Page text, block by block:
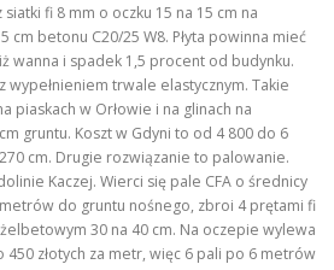
fi 8 mm o oczku 15 na 15 cm na
cm betonu C20/25 W8. Płyta powinna mieć
wanna i spadek 1,5 procent od budynku.
wypełnieniem trwale elastycznym. Takie
piaskach w Orłowie i na glinach na
gruntu. Koszt w Gdyni to od 4 800 do 6
270 cm. Drugie rozwiązanie to palowanie.
Kaczej. Wierci się pale CFA o średnicy
do gruntu nośnego, zbroi 4 prętami fi
30 na 40 cm. Na oczepie wylewa
450 złotych za metr, więc 6 pali po 6 metrów